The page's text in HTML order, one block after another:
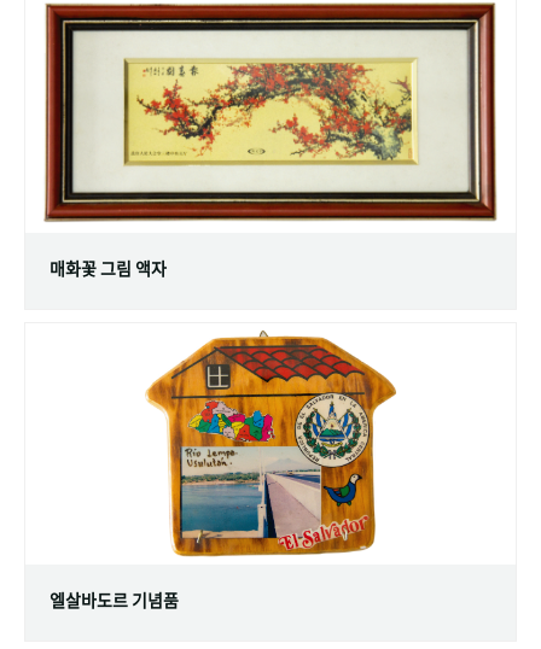
매화꽃 그림 액자
엘살바도르 기념품